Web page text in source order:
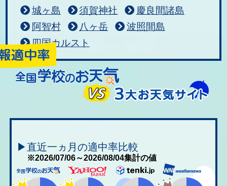
城ヶ島
須賀神社
慶良間諸島
阿智村
八ヶ岳
波照間島
四国カルスト
▶直近一ヵ月の適中率比較
※2026/07/06～2026/08/04集計の値